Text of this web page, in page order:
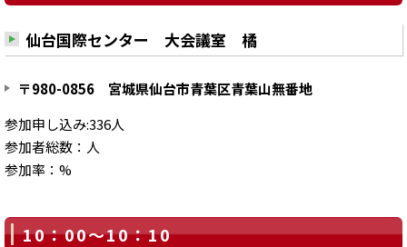
仙台国際センター 大会議室 橘
〒980-0856 宮城県仙台市青葉区青葉山無番地
参加申し込み:336人
参加者総数：人
参加率：%
10：00～10：10